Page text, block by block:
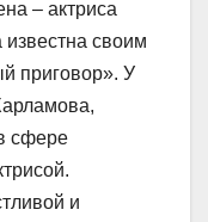
– актриса
известна своим
приговор». У
сфере
и